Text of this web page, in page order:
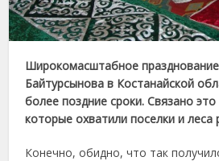
Широкомасштабное
Байтурсынова в Костанайской
более поздние сроки. Связано
которые охватили поселки и леса
Конечно, обидно, что так